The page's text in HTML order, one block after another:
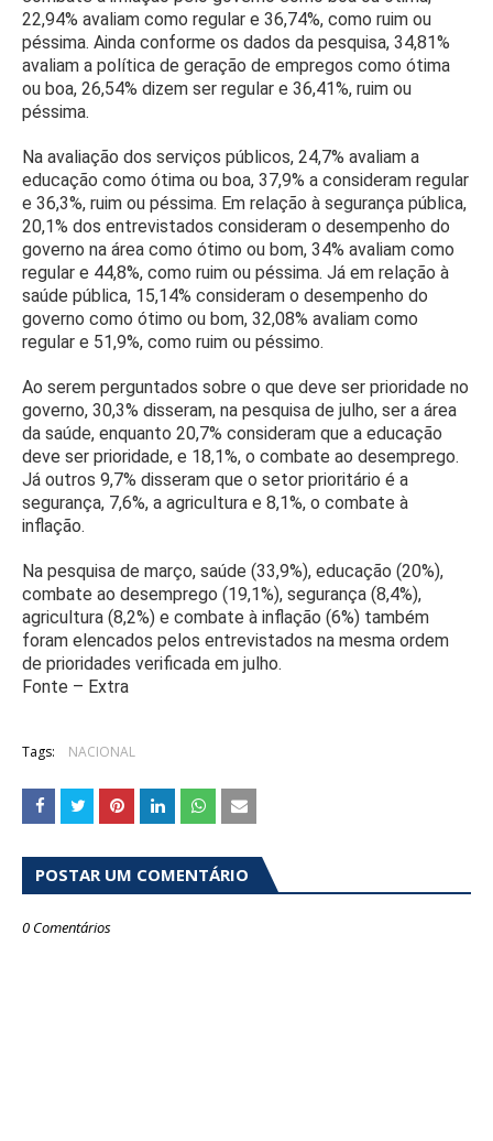
22,94% avaliam como regular e 36,74%, como ruim ou
péssima. Ainda conforme os dados da pesquisa, 34,81%
avaliam a política de geração de empregos como ótima
ou boa, 26,54% dizem ser regular e 36,41%, ruim ou
péssima.
Na avaliação dos serviços públicos, 24,7% avaliam a
educação como ótima ou boa, 37,9% a consideram regular
e 36,3%, ruim ou péssima. Em relação à segurança pública,
20,1% dos entrevistados consideram o desempenho do
governo na área como ótimo ou bom, 34% avaliam como
regular e 44,8%, como ruim ou péssima. Já em relação à
saúde pública, 15,14% consideram o desempenho do
governo como ótimo ou bom, 32,08% avaliam como
regular e 51,9%, como ruim ou péssimo.
Ao serem perguntados sobre o que deve ser prioridade no
governo, 30,3% disseram, na pesquisa de julho, ser a área
da saúde, enquanto 20,7% consideram que a educação
deve ser prioridade, e 18,1%, o combate ao desemprego.
Já outros 9,7% disseram que o setor prioritário é a
segurança, 7,6%, a agricultura e 8,1%, o combate à
inflação.
Na pesquisa de março, saúde (33,9%), educação (20%),
combate ao desemprego (19,1%), segurança (8,4%),
agricultura (8,2%) e combate à inflação (6%) também
foram elencados pelos entrevistados na mesma ordem
de prioridades verificada em julho.
Fonte – Extra
Tags: NACIONAL
POSTAR UM COMENTÁRIO
0 Comentários